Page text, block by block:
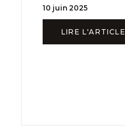
10 juin 2025
LIRE L'ARTICLE